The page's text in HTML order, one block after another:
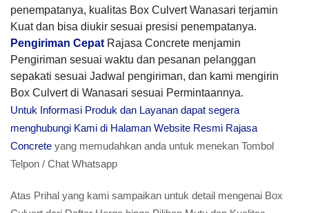
penempatanya, kualitas Box Culvert Wanasari terjamin
Kuat dan bisa diukir sesuai presisi penempatanya.
Pengiriman Cepat Rajasa Concrete menjamin
Pengiriman sesuai waktu dan pesanan pelanggan
sepakati sesuai Jadwal pengiriman, dan kami mengirin
Box Culvert di Wanasari sesuai Permintaannya.
Untuk Informasi Produk dan Layanan dapat segera
menghubungi Kami di Halaman Website Resmi Rajasa
Concrete yang memudahkan anda untuk menekan Tombol
Telpon / Chat Whatsapp
Atas Prihal yang kami sampaikan untuk detail mengenai Box